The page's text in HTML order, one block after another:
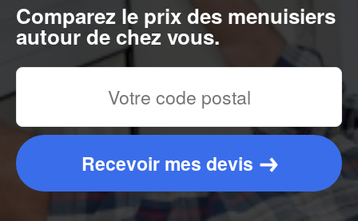
Comparez le prix des menuisiers
autour de chez vous.
Recevoir mes devis